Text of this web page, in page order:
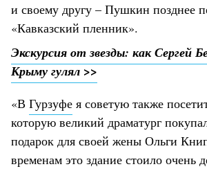
и своему другу – Пушкин позднее
«Кавказский пленник».
Экскурсия от звезды: как Сергей
Крыму гулял >>
«В Гурзуфе я советую также
которую великий драматург
подарок для своей жены Ольги
временам это здание стоило очень